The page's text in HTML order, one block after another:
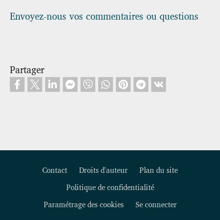
Envoyez-nous vos commentaires ou questions
Partager
Footer
Contact Droits d'auteur
Plan du site
Politique de confidentialité
Paramétrage des cookies
Se connecter